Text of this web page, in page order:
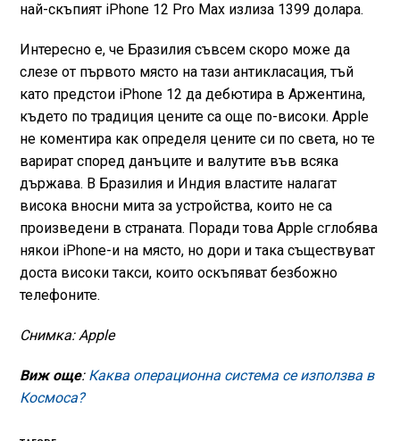
най-скъпият iPhone 12 Pro Max излиза 1399 долара.
Интересно е, че Бразилия съвсем скоро може да
слезе от първото място на тази антикласация, тъй
като предстои iPhone 12 да дебютира в Аржентина,
където по традиция цените са още по-високи. Apple
не коментира как определя цените си по света, но те
варират според данъците и валутите във всяка
държава. В Бразилия и Индия властите налагат
висока вносни мита за устройства, които не са
произведени в страната. Поради това Apple сглобява
някои iPhone-и на място, но дори и така съществуват
доста високи такси, които оскъпяват безбожно
телефоните.
Снимка: Apple
Виж още: Каква операционна система се използва в
Космоса?